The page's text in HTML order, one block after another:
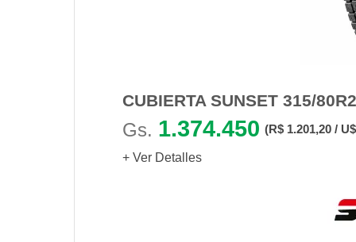
CUBIERTA SUNSET 315/
Gs. 1.374.450 (R$ 1.201,20 /
+ Ver Detalles